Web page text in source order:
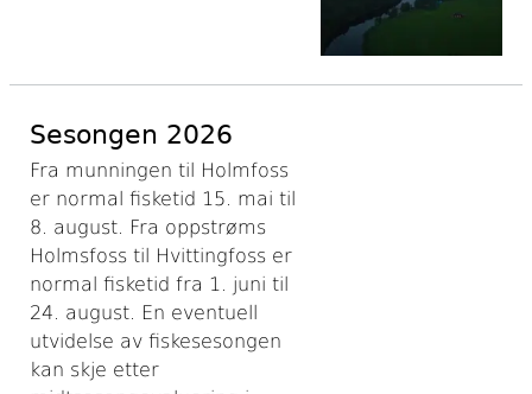
Sesongen 2026
Fra munningen til Holmfoss
er normal fisketid 15. mai til
8. august. Fra oppstrøms
Holmsfoss til Hvittingfoss er
normal fisketid fra 1. juni til
24. august. En eventuell
utvidelse av fiskesesongen
kan skje etter